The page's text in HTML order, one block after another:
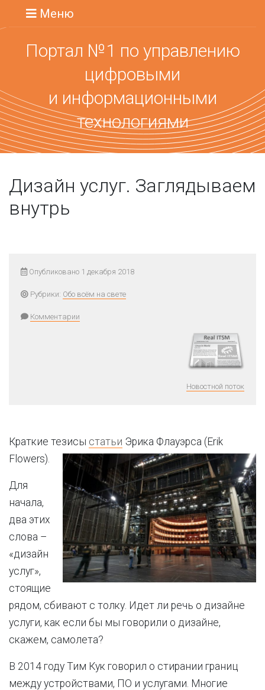
Меню
Портал №1 по управлению
цифровыми
и информационными
технологиями
Дизайн услуг. Заглядываем
внутрь
Опубликовано 1 декабря 2018
Рубрики: Обо всём на свете
Комментарии
Новостной поток
Краткие тезисы статьи Эрика Флауэрса (Erik
Flowers).
Для
начала,
два этих
слова –
«дизайн
услуг»,
стоящие
рядом, сбивают с толку. Идет ли речь о дизайне
услуги, как если бы мы говорили о дизайне,
скажем, самолета?
В 2014 году Тим Кук говорил о стирании границ
между устройствами, ПО и услугами. Многие